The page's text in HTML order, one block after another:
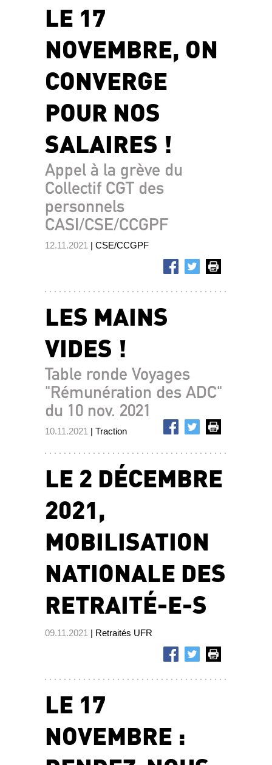
LE 17
NOVEMBRE, ON
CONVERGE
POUR NOS
SALAIRES !
Appel à la grève du
Collectif CGT des
personnels
CASI/CSE/CCGPF
12.11.2021 | CSE/CCGPF
LES MAINS
VIDES !
Table ronde Voyages
"Rémunération des ADC"
du 10 nov. 2021
10.11.2021 | Traction
LE 2 DÉCEMBRE
2021,
MOBILISATION
NATIONALE DES
RETRAITÉ-E-S
09.11.2021 | Retraités UFR
LE 17
NOVEMBRE :